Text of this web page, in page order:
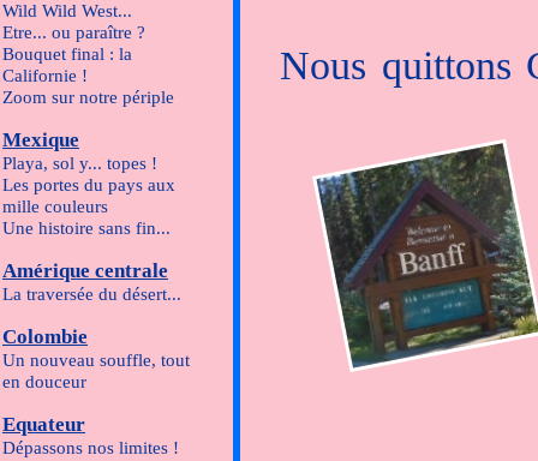
Nous quittons
Nous
distinguons
route après
les
Wild Wild West...
Etre... ou paraître ?
Bouquet final : la
Californie !
Zoom sur notre périple
Mexique
Playa, sol y... topes !
Les portes du pays aux
mille couleurs
Une histoire sans fin...
Amérique centrale
La traversée du désert...
Colombie
Un nouveau souffle, tout
en douceur
Equateur
Dépassons nos limites !